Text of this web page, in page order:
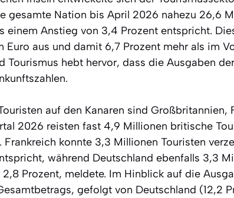
gesamte Nation bis April 2026 nahezu 26,6
einem Anstieg von 3,4 Prozent entspricht.
aus und damit 6,7 Prozent mehr als im
Tourismus hebt hervor, dass die Ausgaben
auf den Kanaren sind Großbritannien,
2026 reisten fast 4,9 Millionen britische
konnte 3,3 Millionen Touristen
während Deutschland ebenfalls 3,3
Prozent, meldete. Im Hinblick auf die
gefolgt von Deutschland (12,2